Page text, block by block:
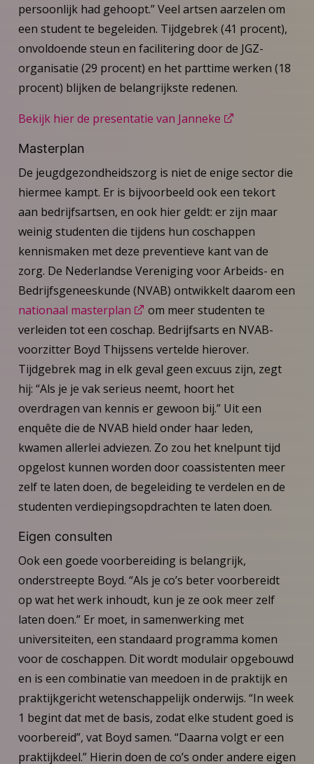
persoonlijk had gehoopt.” Veel artsen aarzelen om
een student te begeleiden. Tijdgebrek (41 procent),
onvoldoende steun en facilitering door de JGZ-
organisatie (29 procent) en het parttime werken (18
procent) blijken de belangrijkste redenen.
Bekijk hier de presentatie van Janneke
Masterplan
De jeugdgezondheidszorg is niet de enige sector die
hiermee kampt. Er is bijvoorbeeld ook een tekort
aan bedrijfsartsen, en ook hier geldt: er zijn maar
weinig studenten die tijdens hun coschappen
kennismaken met deze preventieve kant van de
zorg. De Nederlandse Vereniging voor Arbeids- en
Bedrijfsgeneeskunde (NVAB) ontwikkelt daarom een
nationaal masterplan
om meer studenten te
verleiden tot een coschap. Bedrijfsarts en NVAB-
voorzitter Boyd Thijssens vertelde hierover.
Tijdgebrek mag in elk geval geen excuus zijn, zegt
hij: “Als je je vak serieus neemt, hoort het
overdragen van kennis er gewoon bij.” Uit een
enquête die de NVAB hield onder haar leden,
kwamen allerlei adviezen. Zo zou het knelpunt tijd
opgelost kunnen worden door coassistenten meer
zelf te laten doen, de begeleiding te verdelen en de
studenten verdiepingsopdrachten te laten doen.
Eigen consulten
Ook een goede voorbereiding is belangrijk,
onderstreepte Boyd. “Als je co’s beter voorbereidt
op wat het werk inhoudt, kun je ze ook meer zelf
laten doen.” Er moet, in samenwerking met
universiteiten, een standaard programma komen
voor de coschappen. Dit wordt modulair opgebouwd
en is een combinatie van meedoen in de praktijk en
praktijkgericht wetenschappelijk onderwijs. “In week
1 begint dat met de basis, zodat elke student goed is
voorbereid”, vat Boyd samen. “Daarna volgt er een
praktijkdeel.” Hierin doen de co’s onder andere eigen